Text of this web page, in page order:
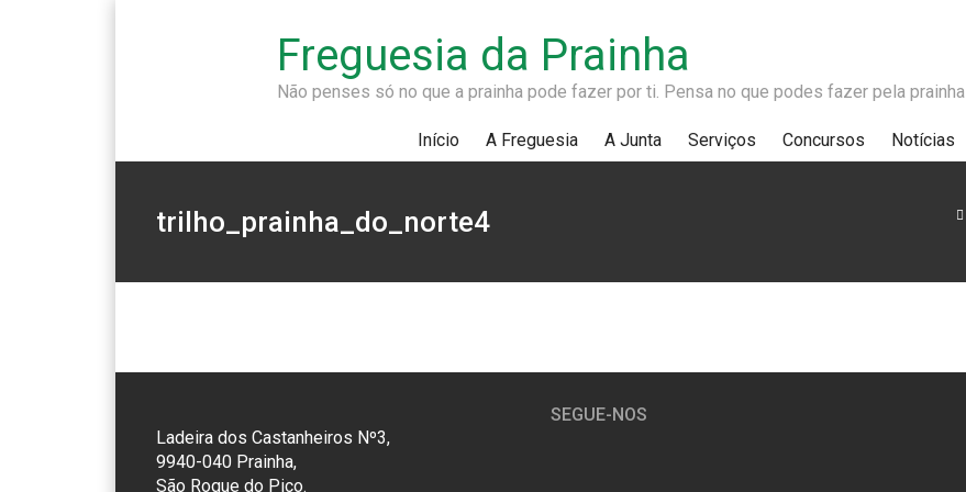
Freguesia da Prainha
Não penses só no que a prainha pode fazer por ti. Pensa no que podes fazer pela prainha
Início A Freguesia A Junta Serviços Concursos Notícias
trilho_prainha_do_norte4
Ladeira dos Castanheiros Nº3,
9940-040 Prainha,
São Roque do Pico.
SEGUE-NOS